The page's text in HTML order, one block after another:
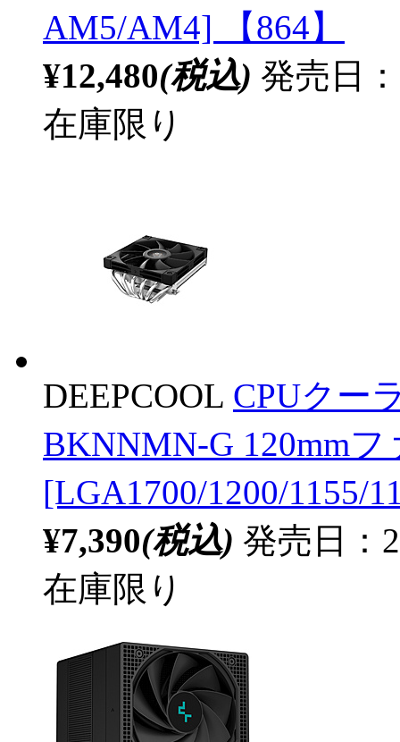
AM5/AM4] 【864】
¥12,480(税込) 発売日
在庫限り
DEEPCOOL CPUクー
BKNNMN-G 120mmフ
[LGA1700/1200/1155/
¥7,390(税込) 発売日：
在庫限り